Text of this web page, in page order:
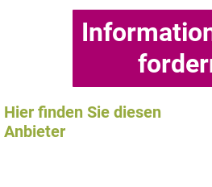
Hier finden Sie diesen
Anbieter